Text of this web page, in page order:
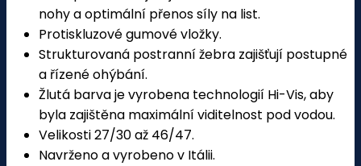
nohy a optimální přenos síly na list.
Protiskluzové gumové vložky.
Strukturovaná postranní žebra zajišťují postupné
a řízené ohýbání.
Žlutá barva je vyrobena technologií Hi-Vis, aby
byla zajištěna maximální viditelnost pod vodou.
Velikosti 27/30 až 46/47.
Navrženo a vyrobeno v Itálii.